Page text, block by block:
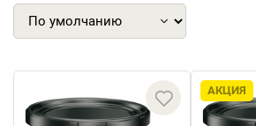
АКЦИЯ